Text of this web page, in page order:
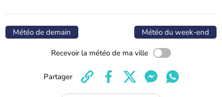
Météo de demain Météo du week-end
Recevoir la météo de ma ville
Partager